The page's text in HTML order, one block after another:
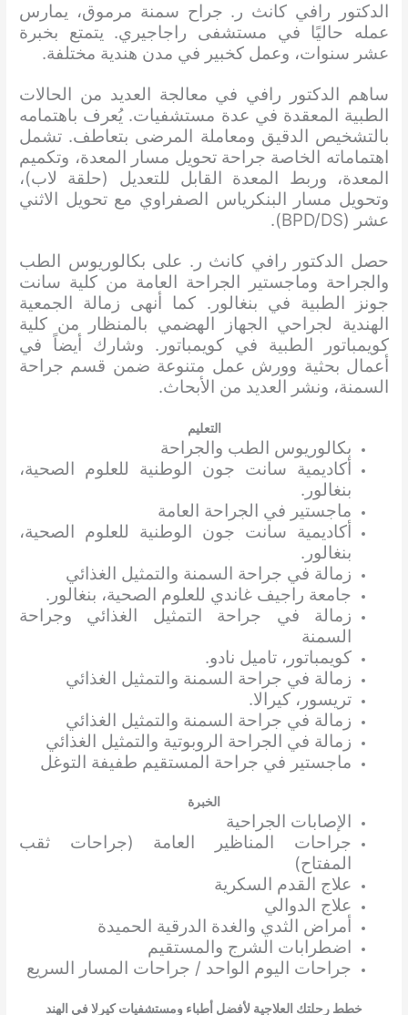
الدكتور رافي كانث ر. جراح سمنة مرموق، يمارس
عمله حاليًا في مستشفى راجاجيري. يتمتع بخبرة
عشر سنوات، وعمل كخبير في مدن هندية مختلفة.
ساهم الدكتور رافي في معالجة العديد من الحالات
الطبية المعقدة في عدة مستشفيات. يُعرف باهتمامه
بالتشخيص الدقيق ومعاملة المرضى بتعاطف. تشمل
اهتماماته الخاصة جراحة تحويل مسار المعدة، وتكميم
المعدة، وربط المعدة القابل للتعديل (حلقة لاب)،
وتحويل مسار البنكرياس الصفراوي مع تحويل الاثني
عشر (BPD/DS).
حصل الدكتور رافي كانث ر. على بكالوريوس الطب
والجراحة وماجستير الجراحة العامة من كلية سانت
جونز الطبية في بنغالور. كما أنهى زمالة الجمعية
الهندية لجراحي الجهاز الهضمي بالمنظار من كلية
كويمباتور الطبية في كويمباتور. وشارك أيضاً في
أعمال بحثية وورش عمل متنوعة ضمن قسم جراحة
السمنة، ونشر العديد من الأبحاث.
التعليم
بكالوريوس الطب والجراحة
أكاديمية سانت جون الوطنية للعلوم الصحية،
بنغالور.
ماجستير في الجراحة العامة
أكاديمية سانت جون الوطنية للعلوم الصحية،
بنغالور.
زمالة في جراحة السمنة والتمثيل الغذائي
جامعة راجيف غاندي للعلوم الصحية، بنغالور.
زمالة في جراحة التمثيل الغذائي وجراحة
السمنة
كويمباتور، تاميل نادو.
زمالة في جراحة السمنة والتمثيل الغذائي
تريسور، كيرالا.
زمالة في جراحة السمنة والتمثيل الغذائي
زمالة في الجراحة الروبوتية والتمثيل الغذائي
ماجستير في جراحة المستقيم طفيفة التوغل
الخبرة
الإصابات الجراحية
جراحات المناظير العامة (جراحات ثقب
المفتاح)
علاج القدم السكرية
علاج الدوالي
أمراض الثدي والغدة الدرقية الحميدة
اضطرابات الشرج والمستقيم
جراحات اليوم الواحد / جراحات المسار السريع
خطط رحلتك العلاجية لأفضل أطباء ومستشفيات كيرلا في الهند